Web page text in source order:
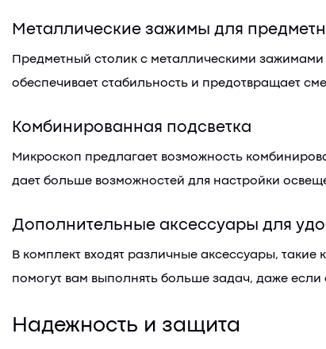
Металлические зажимы для
Предметный столик с металлическими
обеспечивает стабильность и предотвращает
Комбинированная подсветка
Микроскоп предлагает возможность
дает больше возможностей для настройки
Дополнительные аксессуары для
В комплект входят различные аксессуары,
помогут вам выполнять больше задач, даже
Надежность и защита